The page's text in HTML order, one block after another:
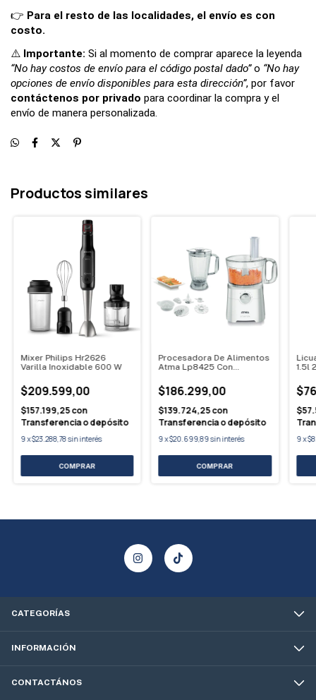
👉 Para el resto de las localidades, el envío es con
costo.
⚠️ Importante:
“No hay costos de envío para el código postal dado” o “No hay
opciones de envío disponibles para esta dirección”
contáctenos por privado para coordinar la compra y el
envío de manera personalizada.
Productos similares
Mixer Philips Hr2626
Varilla Inoxidable 600 W
$209.599,00
$157.199,25con
Transferencia o depósito
9x$23.288,78sin interés
Procesadora De Alimentos
Atma Lp8425 Con
$186.299,00
$139.724,25con
Transferencia o depósito
9x$20.699,89sin interés
1.5l
9x
CATEGORÍAS
INFORMACIÓN
CONTACTÁNOS